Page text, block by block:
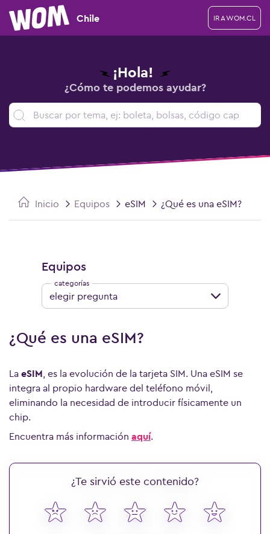
Chile IR A WOM.CL
¡Hola!
¿Cómo te podemos ayudar?
Inicio Equipos eSIM ¿Qué es una eSIM?
¿Qué es una eSIM?
La eSIM, es la evolución de la tarjeta SIM. Una eSIM se
integra al propio hardware del teléfono móvil,
eliminando la necesidad de introducir físicamente un
chip.
Encuentra más información aquí.
¿Te sirvió este contenido?
Equipos
elegir pregunta